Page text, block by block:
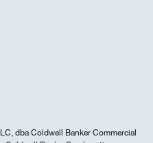
dba Coldwell Banker Commercial